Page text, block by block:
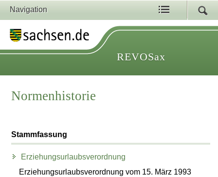
Navigation
REVOSax
Normenhistorie
Stammfassung
Erziehungsurlaubsverordnung
Erziehungsurlaubsverordnung vom 15. März 1993